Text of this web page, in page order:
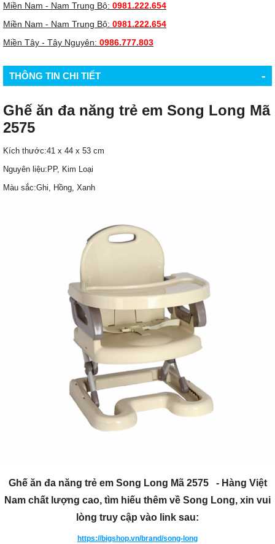
Miền Nam - Nam Trung Bộ: 0981.222.654
Miền Nam - Nam Trung Bộ: 0981.222.654
Miền Tây - Tây Nguyên: 0986.777.803
THÔNG TIN CHI TIẾT -
Ghế ăn đa năng trẻ em Song Long Mã
2575
Kích thước:41 x 44 x 53 cm
Nguyên liệu: PP, Kim Loại
Màu sắc:Ghi, Hồng, Xanh
Ghế ăn đa năng trẻ em Song Long Mã 2575 - Hàng Việt
Nam chất lượng cao, tìm hiếu thêm về Song Long, xin vui
lòng truy cập vào link sau:
https://bigshop.vn/brand/song-long